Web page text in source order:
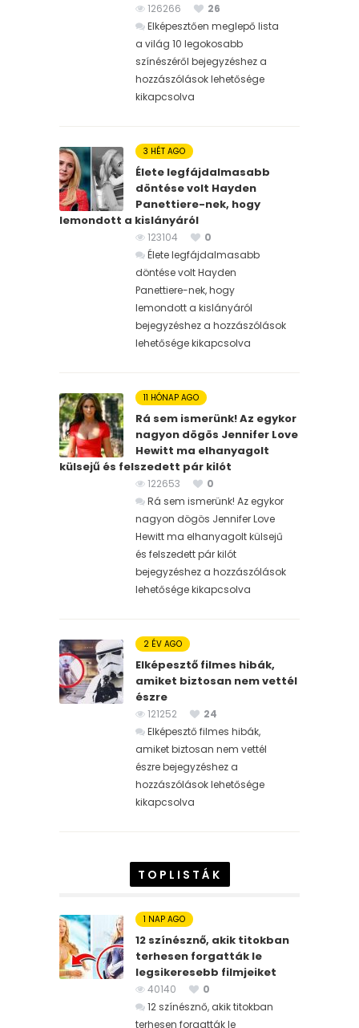
126266
26
Elképesztően meglepő lista
a világ 10 legokosabb
színészéről bejegyzéshez a
hozzászólások lehetősége
kikapcsolva
3 HÉT AGO
Élete legfájdalmasabb
döntése volt Hayden
Panettiere-nek, hogy
lemondott a kislányáról
123104
0
Élete legfájdalmasabb
döntése volt Hayden
Panettiere-nek, hogy
lemondott a kislányáról
bejegyzéshez a hozzászólások
lehetősége kikapcsolva
11 HÓNAP AGO
Rá sem ismerünk! Az egykor
nagyon dögös Jennifer Love
Hewitt ma elhanyagolt
külsejű és felszedett pár kilót
122653
0
Rá sem ismerünk! Az egykor
nagyon dögös Jennifer Love
Hewitt ma elhanyagolt külsejű
és felszedett pár kilót
bejegyzéshez a hozzászólások
lehetősége kikapcsolva
2 ÉV AGO
Elképesztő filmes hibák,
amiket biztosan nem vettél
észre
121252
24
Elképesztő filmes hibák,
amiket biztosan nem vettél
észre bejegyzéshez a
hozzászólások lehetősége
kikapcsolva
TOPLISTÁK
1 NAP AGO
12 színésznő, akik titokban
terhesen forgatták le
legsikeresebb filmjeiket
40140
0
12 színésznő, akik titokban
terhesen forgatták le